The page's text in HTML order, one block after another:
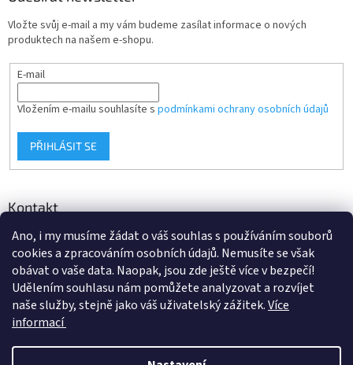
Ano, i my musíme žádat o váš souhlas s používáním souborů
cookies a zpracováním osobních údajů. Nemusíte se však
obávat o vaše data. Naopak, jsou zde ještě více v bezpečí!
Udělením souhlasu nám pomůžete analyzovat a rozvíjet
naše služby, stejně jako váš uživatelský zážitek.Více
informací
Vložte svůj e-mail a my vám budeme zasílat informace o nových
produktech na našem e-shopu.
E-mail
Vložením e-mailu souhlasíte s podmínkami ochrany osobních údajů
PŘIHLÁSIT SE
Kontakt
info@d-klima.cz
+420 517 357 288